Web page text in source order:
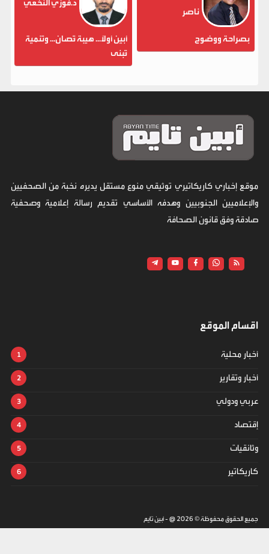
ناصر
بصراحة ووضوح
د.فوزي النخعي
أبين أولاً... هيبة تُصان... وتنمية
تُبنى
موقع إخباري كاريكاتيري توثيقي منوع مستقل يديره نخبة من الصحفيين
والإعلاميين الجنوبيين وهدفه الأساسي تقديم رسالة إعلامية وصحفية
صادقة وفق قانون الصحافة
اقسام الموقع
أخبار محلية
أخبار وتقارير
عربي ودولي
إقتصاد
وثائقيات
كاريكاتير
جميع الحقوق محفوظة © 2026 @ - أبين تايم